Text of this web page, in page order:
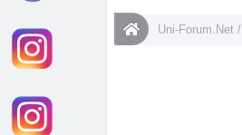
Uni-Forum.Net/